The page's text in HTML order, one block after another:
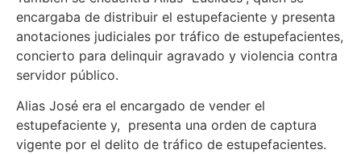
encargaba de distribuir el estupefaciente y presenta
anotaciones judiciales por tráfico de estupefacientes,
concierto para delinquir agravado y violencia contra
servidor público.
Alias José era el encargado de vender el
estupefaciente y, presenta una orden de captura
vigente por el delito de tráfico de estupefacientes.